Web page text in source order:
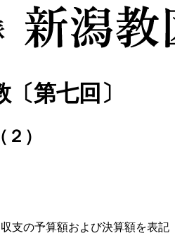
第七回〕
）
支の予算額および決算額を表記